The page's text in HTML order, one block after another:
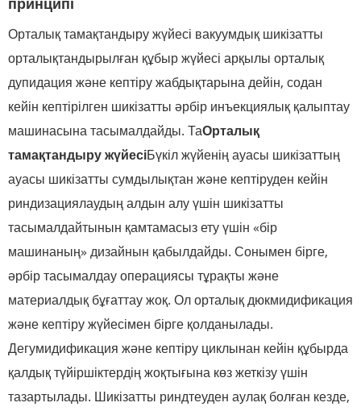
Орталық тамақтандыру жүйесі вакуумдық шикізатты
орталықтандырылған құбыр жүйесі арқылы орталық
дупидация және кептіру жабдықтарына дейін, содан
кейін кептірілген шикізатты әрбір инъекциялық қалыптау
машинасына тасымалдайды. ТаОрталық
тамақтандыру жүйесіБүкіл жүйенің ауасы шикізаттың
ауасы шикізатты сумдылықтан және кептіруден кейін
риндизациялаудың алдын алу үшін шикізатты
тасымалдайтынын қамтамасыз ету үшін «бір
машинаның» дизайнын қабылдайды. Сонымен бірге,
әрбір тасымалдау операциясы тұрақты және
материалдық бұғаттау жоқ. Ол орталық дюкмидификация
және кептіру жүйесімен бірге қолданылады.
Дегумидификация және кептіру циклынан кейін құбырда
қалдық түйіршіктердің жоқтығына көз жеткізу үшін
тазартылады. Шикізатты риндтеуден аулақ болған кезде,